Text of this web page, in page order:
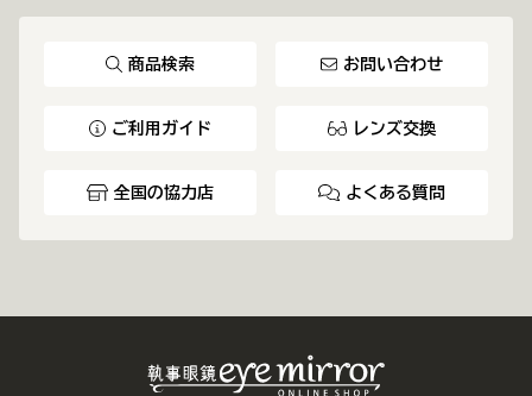
商品検索 お問い合わせ
ご利用ガイド レンズ交換
全国の協力店 よくある質問